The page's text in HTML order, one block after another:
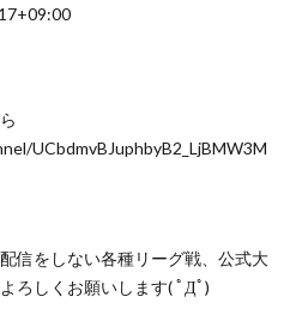
UCbdmvBJuphbyB2_LjBMW3M
信をしない各種リーグ戦、公式大
ろしくお願いします( ﾟДﾟ)